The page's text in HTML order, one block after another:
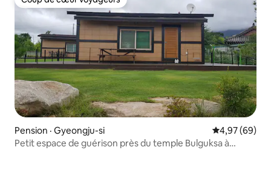
Coup de cœur voyageurs
Pension · Gyeongju-si Note
4,97 (69)
Petit espace de guérison près du temple Bulguksa à